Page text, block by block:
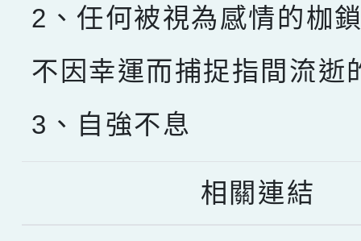
2、任何被視為感情的枷
不因幸運而捕捉指間流逝
3、自強不息
相關連結